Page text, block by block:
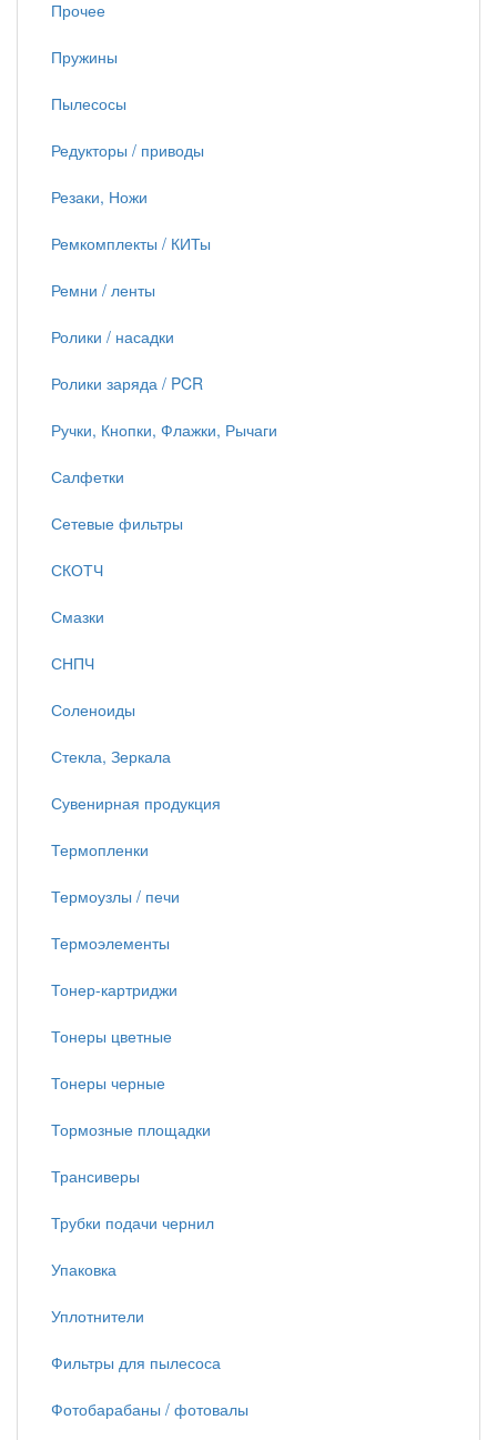
Прочее
Пружины
Пылесосы
Редукторы / приводы
Резаки, Ножи
Ремкомплекты / КИТы
Ремни / ленты
Ролики / насадки
Ролики заряда / PCR
Ручки, Кнопки, Флажки, Рычаги
Салфетки
Сетевые фильтры
СКОТЧ
Смазки
СНПЧ
Соленоиды
Стекла, Зеркала
Сувенирная продукция
Термопленки
Термоузлы / печи
Термоэлементы
Тонер-картриджи
Тонеры цветные
Тонеры черные
Тормозные площадки
Трансиверы
Трубки подачи чернил
Упаковка
Уплотнители
Фильтры для пылесоса
Фотобарабаны / фотовалы